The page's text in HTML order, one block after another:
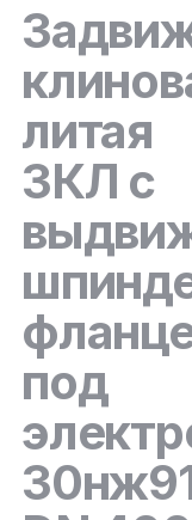
литая
ЗКЛ с
под